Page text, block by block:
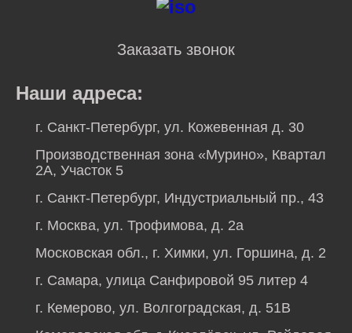
Заказать звонок
Наши адреса:
г. Санкт-Петербург, ул. Кожевенная д. 30
Производственная зона «Мурино», Квартал
2А, Участок 5
г. Санкт-Петербург, Индустриальный пр., 43
г. Москва, ул. Трофимова, д. 2а
Московская обл., г. Химки, ул. Горшина, д. 2
г. Самара, улица Санфировой 95 литер 4
г. Кемерово, ул. Волгоградская, д. 51В